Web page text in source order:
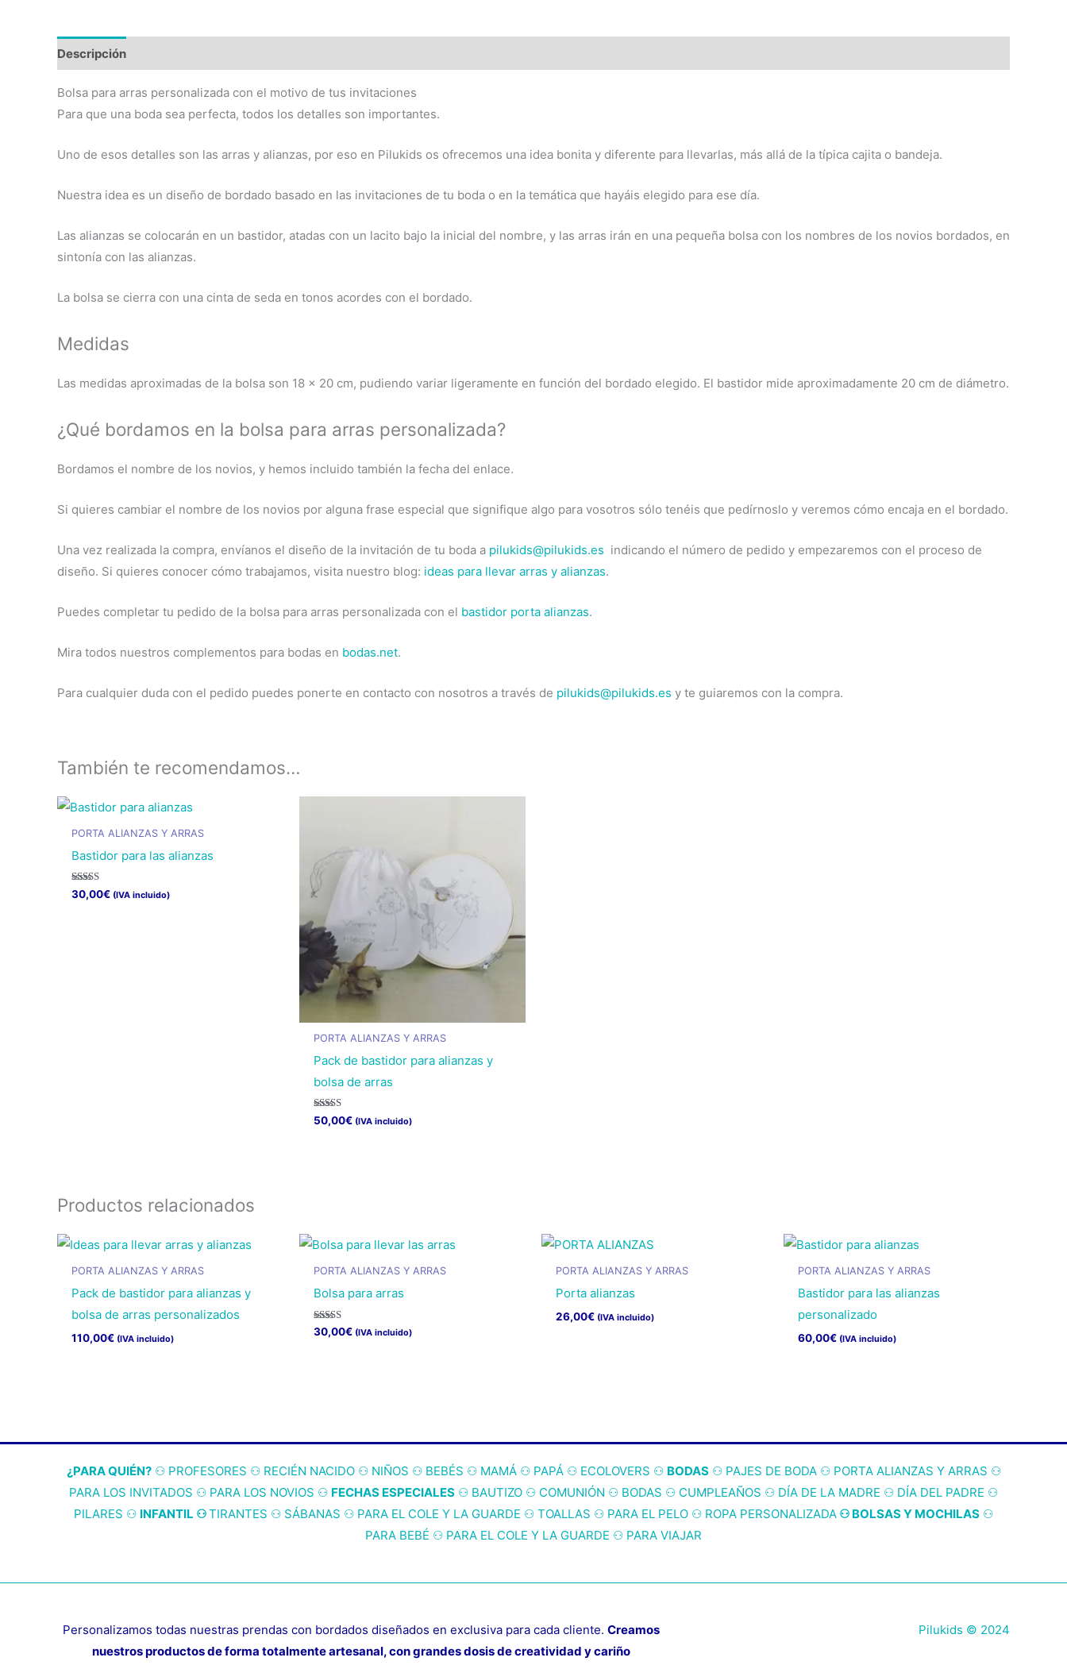
Descripción
Bolsa para arras personalizada con el motivo de tus invitaciones
Para que una boda sea perfecta, todos los detalles son importantes.
Uno de esos detalles son las arras y alianzas, por eso en Pilukids os ofrecemos una idea bonita y diferente para llevarlas, más allá de la típica cajita o bandeja.
Nuestra idea es un diseño de bordado basado en las invitaciones de tu boda o en la temática que hayáis elegido para ese día.
Las alianzas se colocarán en un bastidor, atadas con un lacito bajo la inicial del nombre, y las arras irán en una pequeña bolsa con los nombres de los novios bordados, en
sintonía con las alianzas.
La bolsa se cierra con una cinta de seda en tonos acordes con el bordado.
Medidas
Las medidas aproximadas de la bolsa son 18 x 20 cm, pudiendo variar ligeramente en función del bordado elegido. El bastidor mide aproximadamente 20 cm de diámetro.
¿Qué bordamos en la bolsa para arras personalizada?
Bordamos el nombre de los novios, y hemos incluido también la fecha del enlace.
Si quieres cambiar el nombre de los novios por alguna frase especial que signifique algo para vosotros sólo tenéis que pedírnoslo y veremos cómo encaja en el bordado.
Una vez realizada la compra, envíanos el diseño de la invitación de tu boda a pilukids@pilukids.es indicando el número de pedido y empezaremos con el proceso de
diseño. Si quieres conocer cómo trabajamos, visita nuestro blog: ideas para llevar arras y alianzas.
Puedes completar tu pedido de la bolsa para arras personalizada con el bastidor porta alianzas.
Mira todos nuestros complementos para bodas en bodas.net.
Para cualquier duda con el pedido puedes ponerte en contacto con nosotros a través de pilukids@pilukids.es y te guiaremos con la compra.
También te recomendamos…
PORTA ALIANZAS Y ARRAS
Bastidor para las alianzas
Valorado
con
30,00€ (IVA incluido)
producto
PORTA ALIANZAS Y ARRAS
Pack de bastidor para alianzas y
bolsa de arras
Valorado
con
50,00€ (IVA incluido)
Las
opciones
se
pueden
elegir
producto
Productos relacionados
PORTA ALIANZAS Y ARRAS
Pack de bastidor para alianzas y
bolsa de arras personalizados
110,00€ (IVA incluido)
PORTA ALIANZAS Y ARRAS
Bolsa para arras
Valorado
con
30,00€ (IVA incluido)
variantes.
de
producto
PORTA ALIANZAS Y ARRAS
Porta alianzas
26,00€ (IVA incluido)
PORTA ALIANZAS Y ARRAS
Bastidor para las alianzas
personalizado
60,00€ (IVA incluido)
¿PARA QUIÉN?⚇ PROFESORES ⚇ RECIÉN NACIDO⚇ NIÑOS ⚇ BEBÉS ⚇ MAMÁ⚇ PAPÁ⚇ ECOLOVERS ⚇ BODAS⚇ PAJES DE BODA⚇ PORTA ALIANZAS Y ARRAS ⚇
PARA LOS INVITADOS ⚇ PARA LOS NOVIOS ⚇ FECHAS ESPECIALES ⚇ BAUTIZO ⚇ COMUNIÓN ⚇ BODAS ⚇ CUMPLEAÑOS ⚇ DÍA DE LA MADRE ⚇ DÍA DEL PADRE ⚇
PILARES ⚇ INFANTIL ⚇TIRANTES ⚇ SÁBANAS ⚇ PARA EL COLE Y LA GUARDE ⚇ TOALLAS ⚇ PARA EL PELO ⚇ ROPA PERSONALIZADA ⚇ BOLSAS Y MOCHILAS ⚇
PARA BEBÉ ⚇ PARA EL COLE Y LA GUARDE ⚇ PARA VIAJAR
Personalizamos todas nuestras prendas con bordados diseñados en exclusiva para cada cliente.Creamos
nuestros productos de forma totalmente artesanal, con grandes dosis de creatividad y cariño
Pilukids © 2024